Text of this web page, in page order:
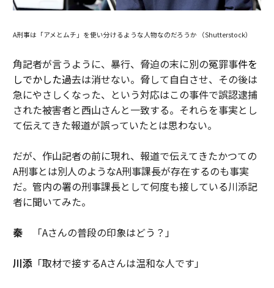
A刑事は「アメとムチ」を使い分けるような人物なのだろうか （Shutterstock）
角記者が言うように、暴行、脅迫の末に別の冤罪事件を
しでかした過去は消せない。脅して自白させ、その後は
急にやさしくなった、という対応はこの事件で誤認逮捕
された被害者と西山さんと一致する。それらを事実とし
て伝えてきた報道が誤っていたとは思わない。
だが、作山記者の前に現れ、報道で伝えてきたかつての
A刑事とは別人のようなA刑事課長が存在するのも事実
だ。管内の署の刑事課長として何度も接している川添記
者に聞いてみた。
秦 「Aさんの普段の印象はどう？」
川添「取材で接するAさんは温和な人です」